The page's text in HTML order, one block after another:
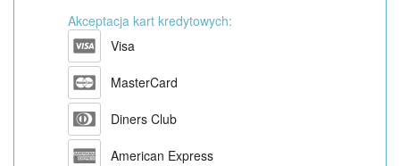
Akceptacja kart kredytowych:
Visa
MasterCard
Diners Club
American Express